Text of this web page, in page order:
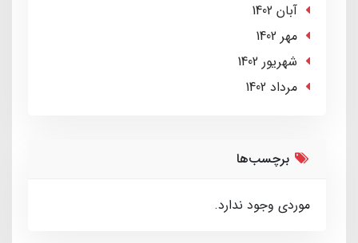
آبان 1402
مهر 1402
شهریور 1402
مرداد 1402
برچسب‌ها
موردی وجود ندارد.